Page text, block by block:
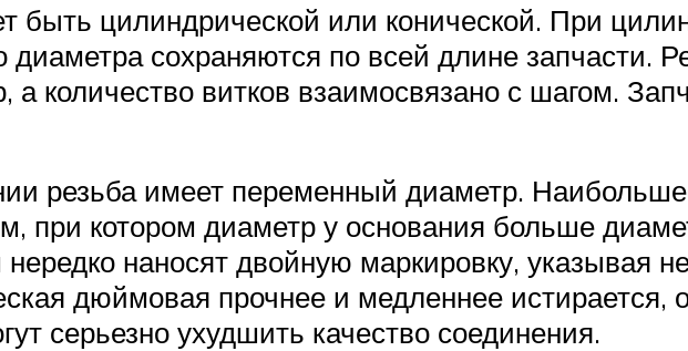
быть цилиндрической или конической. При
диаметра сохраняются по всей длине запчасти.
количество витков взаимосвязано с шагом.
резьба имеет переменный диаметр.
при котором диаметр у основания больше
наносят двойную маркировку, указывая
дюймовая прочнее и медленнее истирается,
серьезно ухудшить качество соединения.